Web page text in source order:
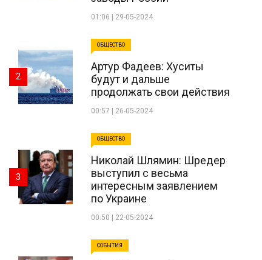
01:06 | 29-05-2024
ОБЩЕСТВО
Артур Фадеев: Хуситы
будут и дальше
продолжать свои действия
00:57 | 26-05-2024
2
ОБЩЕСТВО
Николай Шлямин: Шредер
выступил с весьма
интересным заявлением
по Украине
00:50 | 22-05-2024
3
СОБЫТИЯ